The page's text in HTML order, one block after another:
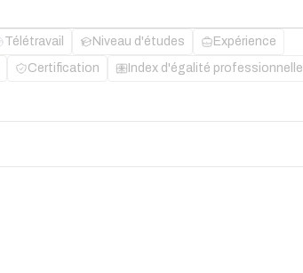
Télétravail Niveau d'études Expérience
Certification Index d'égalité professionnelle